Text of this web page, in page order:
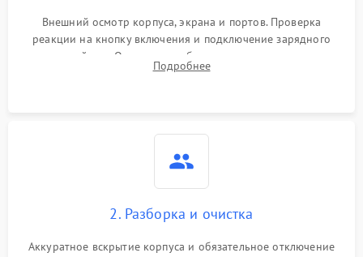
Внешний осмотр корпуса, экрана и портов. Проверка
реакции на кнопку включения и подключение зарядного
устройства. Оценка потребления тока с помощью
лабораторного блока питания для локализации проблемы.
Подробнее
2. Разборка и очистка
Аккуратное вскрытие корпуса и обязательное отключение